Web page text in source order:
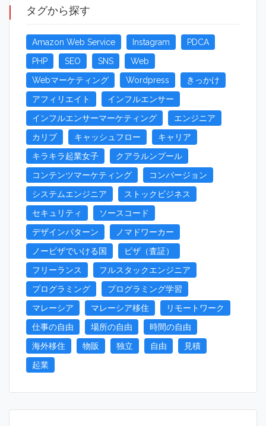
タグから探す
Amazon Web Service Instagram
PDCA
PHP
SEO SNS
Web
Webマーケティング
Wordpress
きっかけ
アフィリエイト
インフルエンサー
インフルエンサーマーケティング
エンジニア
カリブ
キャッシュフロー
キャリア
キラキラ起業女子
クアラルンプール
コンテンツマーケティング
コンバージョン
システムエンジニア
ストックビジネス
セキュリティ
ソースコード
デザインパターン
ノマドワーカー
ノービザでいける国
ビザ（査証）
フリーランス
フルスタックエンジニア
プログラミング
プログラミング学習
マレーシア
マレーシア移住
リモートワーク
仕事の自由
場所の自由
時間の自由
海外移住
物販 独立 自由
見積
起業